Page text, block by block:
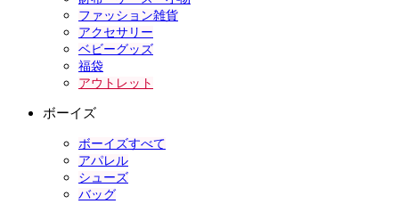
ファッション雑貨
アクセサリー
ベビーグッズ
福袋
アウトレット
ボーイズ
ボーイズすべて
アパレル
シューズ
バッグ